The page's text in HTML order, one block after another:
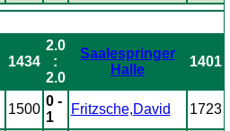
1434
2.0
:
2.0
Saalespringer
Halle
1401
1500
0 -
1
Fritzsche,David 1723